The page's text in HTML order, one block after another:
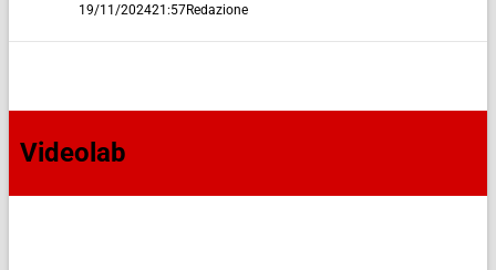
19/11/202421:57Redazione
Videolab